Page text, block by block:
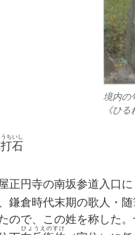
境内の
《ひ
石
ちいし
正円寺の南坂参道入口に
鎌倉時代末期の歌人・
ので、この姓を称した
ひょうえのすけ